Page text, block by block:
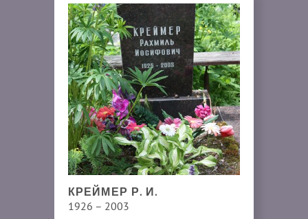
КРЕЙМЕР Р. И.
1926 – 2003